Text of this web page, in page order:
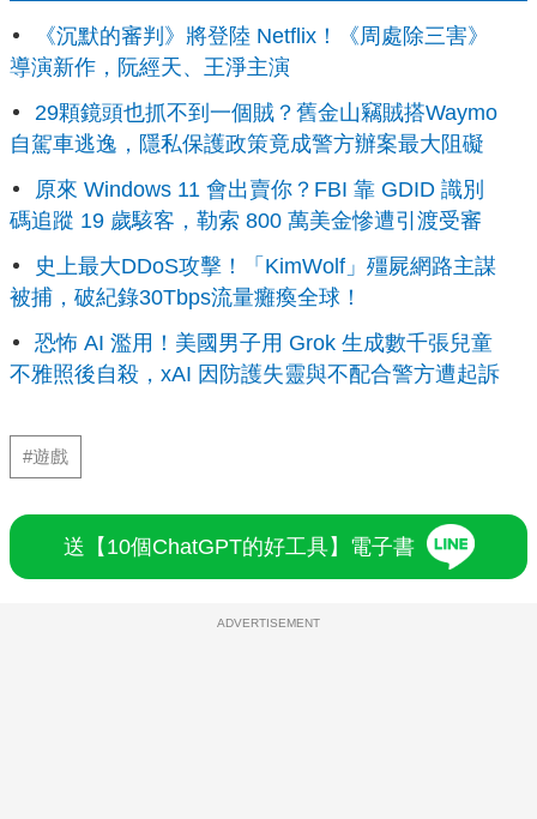
《沉默的審判》將登陸 Netflix！《周處除三害》
導演新作，阮經天、王淨主演
29顆鏡頭也抓不到一個賊？舊金山竊賊搭Waymo
自駕車逃逸，隱私保護政策竟成警方辦案最大阻礙
原來 Windows 11 會出賣你？FBI 靠 GDID 識別
碼追蹤 19 歲駭客，勒索 800 萬美金慘遭引渡受審
史上最大DDoS攻擊！「KimWolf」殭屍網路主謀
被捕，破紀錄30Tbps流量癱瘓全球！
恐怖 AI 濫用！美國男子用 Grok 生成數千張兒童
不雅照後自殺，xAI 因防護失靈與不配合警方遭起訴
#遊戲
送【10個ChatGPT的好工具】電子書
ADVERTISEMENT